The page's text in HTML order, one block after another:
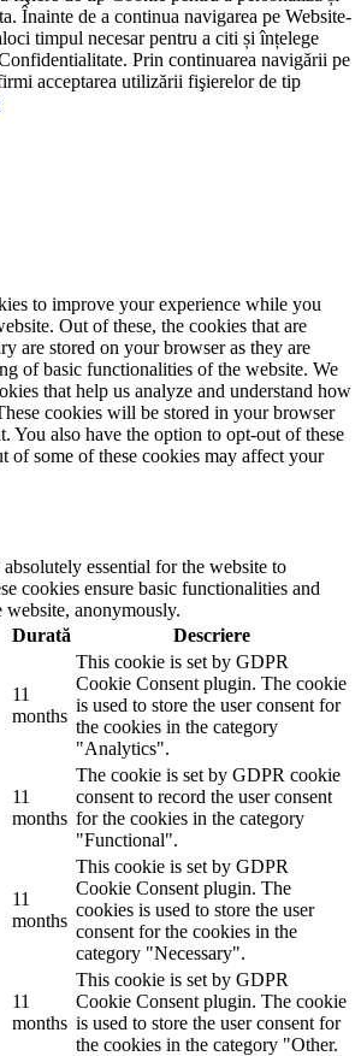
Înainte de a continua navigarea pe Website-
timpul necesar pentru a citi și înțelege
Prin continuarea navigării pe
acceptarea utilizării fişierelor de tip
to improve your experience while you
Out of these, the cookies that are
are stored on your browser as they are
of basic functionalities of the website. We
that help us analyze and understand how
cookies will be stored in your browser
You also have the option to opt-out of these
of some of these cookies may affect your
essential for the website to
cookies ensure basic functionalities and
website, anonymously.
Durată Descriere
11
months
This cookie is set by GDPR
Cookie Consent plugin. The cookie
is used to store the user consent for
the cookies in the category
"Analytics".
11
months
The cookie is set by GDPR cookie
consent to record the user consent
for the cookies in the category
"Functional".
11
months
This cookie is set by GDPR
Cookie Consent plugin. The
cookies is used to store the user
consent for the cookies in the
category "Necessary".
11
months
This cookie is set by GDPR
Cookie Consent plugin. The cookie
is used to store the user consent for
the cookies in the category "Other.